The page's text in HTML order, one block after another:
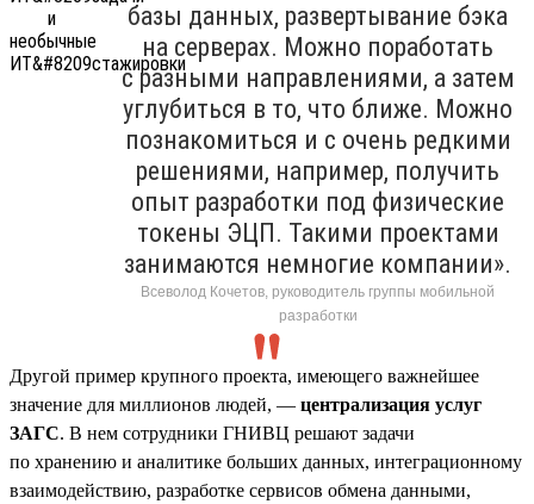
базы данных, развертывание бэка
на серверах. Можно поработать
с разными направлениями, а затем
углубиться в то, что ближе. Можно
познакомиться и с очень редкими
решениями, например, получить
опыт разработки под физические
токены ЭЦП. Такими проектами
занимаются немногие компании».
Всеволод Кочетов, руководитель группы мобильной
разработки
Другой пример крупного проекта, имеющего важнейшее
значение для миллионов людей, — централизация услуг
ЗАГС. В нем сотрудники ГНИВЦ решают задачи
по хранению и аналитике больших данных, интеграционному
взаимодействию, разработке сервисов обмена данными,